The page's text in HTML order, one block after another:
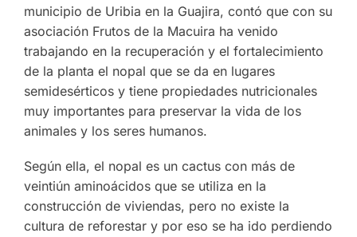
municipio de Uribia en la Guajira, contó que con su
asociación Frutos de la Macuira ha venido
trabajando en la recuperación y el fortalecimiento
de la planta el nopal que se da en lugares
semidesérticos y tiene propiedades nutricionales
muy importantes para preservar la vida de los
animales y los seres humanos.
Según ella, el nopal es un cactus con más de
veintiún aminoácidos que se utiliza en la
construcción de viviendas, pero no existe la
cultura de reforestar y por eso se ha ido perdiendo